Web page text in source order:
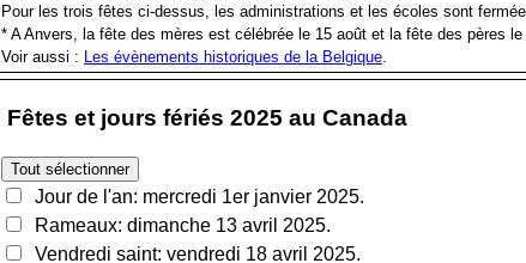
Pour les trois fêtes ci-dessus, les administrations et les écoles sont
* A Anvers, la fête des mères est célébrée le 15 août et la fête des pères le
Voir aussi :
Les évènements historiques de la Belgique
Fêtes et jours fériés 2025 au Canada
Jour de l'an: mercredi 1er janvier 2025.
Rameaux: dimanche 13 avril 2025.
Vendredi saint: vendredi 18 avril 2025.